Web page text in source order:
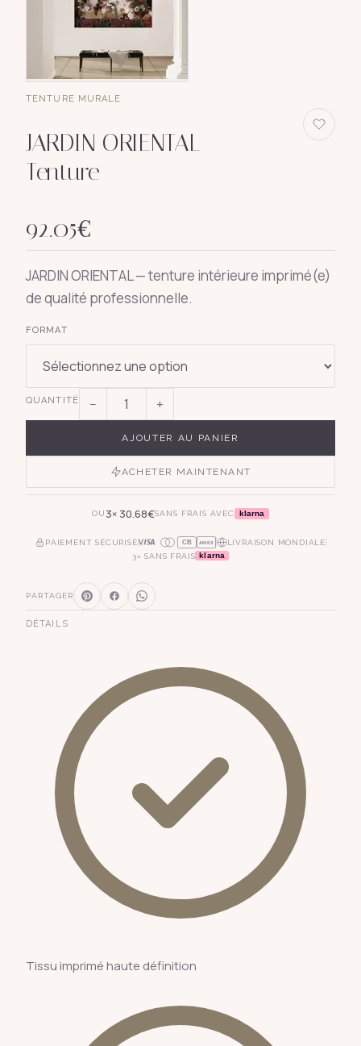
TENTURE MURALE
JARDIN ORIENTAL —
Tenture
92.05€
JARDIN ORIENTAL — tenture intérieure imprimé(e)
de qualité professionnelle.
FORMAT
QUANTITÉ − +
AJOUTER AU PANIER
ACHETER MAINTENANT
OU 3× 30.68€SANS FRAIS AVEC klarna
PAIEMENT SÉCURISÉ CB AMEX
LIVRAISON MONDIALE
3× SANS FRAIS klarna
PARTAGER
DÉTAILS
Tissu imprimé haute définition